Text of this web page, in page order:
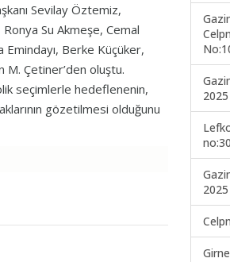
Sevilay Öztemiz,
Su Akmeşe, Cemal
Emindayı, Berke Küçüker,
M. Çetiner’den oluştu.
seçimlerle hedeflenenin,
gözetilmesi olduğunu
2025
2025